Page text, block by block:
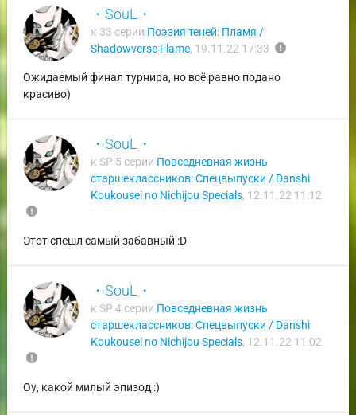
・SouL・
к 33 серии Поэзия теней: Пламя /
Shadowverse Flame, 19.11.22 17:33 report
Ожидаемый финал турнира, но всё равно подано
красиво)
・SouL・
к SP 5 серии Повседневная жизнь
старшеклассников: Спецвыпуски / Danshi
Koukousei no Nichijou Specials, 12.11.22 11:12
report
Этот спешл самый забавный :D
・SouL・
к SP 4 серии Повседневная жизнь
старшеклассников: Спецвыпуски / Danshi
Koukousei no Nichijou Specials, 12.11.22 11:02
report
Оу, какой милый эпизод :)